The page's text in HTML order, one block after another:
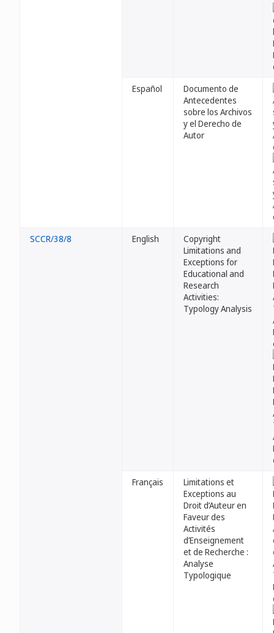
Español
Documento de
Antecedentes
sobre los Archivos
y el Derecho de
Autor
SCCR/38/8 English
Copyright
Limitations and
Exceptions for
Educational and
Research
Activities:
Typology Analysis
Français
Limitations et
Exceptions au
Droit d’Auteur en
Faveur des
Activités
d’Enseignement
et de Recherche :
Analyse
Typologique